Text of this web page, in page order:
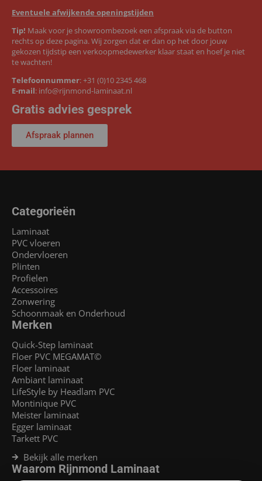
Eventuele afwijkende openingstijden
Tip! Maak voor je showroombezoek een afspraak via de button
rechts op deze pagina. Wij zorgen dat er dan op het door jouw
gekozen tijdstip een verkoopmedewerker klaar staat en hoef je niet
te wachten!
Telefoonnummer:+31 (0)10 2345 468
E-mail: info@rijnmond-laminaat.nl
Gratis advies gesprek
Afspraak plannen
Categorieën
Laminaat
PVC vloeren
Ondervloeren
Plinten
Profielen
Accessoires
Zonwering
Schoonmaak en Onderhoud
Merken
Quick-Step laminaat
Floer PVC MEGAMAT©
Floer laminaat
Ambiant laminaat
LifeStyle by Headlam PVC
Montinique PVC
Meister laminaat
Egger laminaat
Tarkett PVC
Bekijk alle merken
Waarom Rijnmond Laminaat